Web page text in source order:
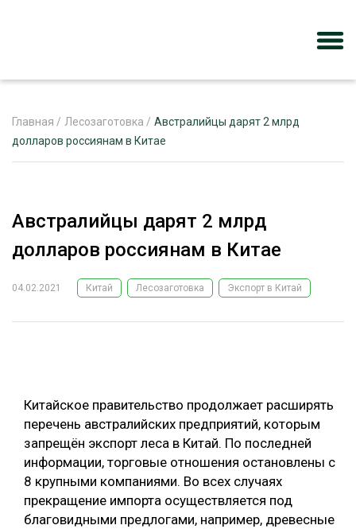
РЕКЛАМОДАТЕЛЯМ
ЛЕСНОЕ ХОЗЯЙСТВО
ЦИФРОВАЯ СРЕДА
БИОЭНЕРГЕТИКА
ЛЕСОВОССТАНОВЛЕНИЕ И ЗАЩИТА
ЛОГИСТИКА
ПРОИЗВОДСТВО ДРЕВЕСНЫХ ПЛИТ
РУБРИКИ
ТЕМАТИЧЕСКИЕ ПРОЕКТЫ
ПОДБОРКИ СТАТЕЙ
Главная / Лесозаготовка / Австралийцы дарят 2 млрд
долларов россиянам в Китае
Австралийцы дарят 2 млрд
долларов россиянам в Китае
04.02.2021 Китай Лесозаготовка Экспорт в Китай
Китайское правительство продолжает расширять
перечень австралийских предприятий, которым
запрещён экспорт леса в Китай. По последней
информации, торговые отношения остановлены с
8 крупными компаниями. Во всех случаях
прекращение импорта осуществляется под
благовидными предлогами, например, древесные